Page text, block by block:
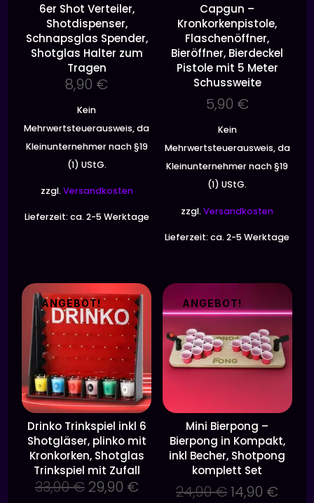
6er Shot Verteiler,
Shotdispenser,
Schnapsglas Spender,
Shotglas Halter zum
Tragen
8,90 €
Kein
Mehrwertsteuerausweis, da
Kleinunternehmer nach §19
(1) UStG.
zzgl. Versandkosten
Lieferzeit: ca. 2-5 Werktage
Capgun –
Kronkorkenpistole,
Flaschenöffner,
Bieröffner, Bierdeckel
Pistole mit 5 Meter
Schussweite
5,90 €
Kein
Mehrwertsteuerausweis, da
Kleinunternehmer nach §19
(1) UStG.
zzgl.Versandkosten
Lieferzeit:ca. 2-5 Werktage
ANGEBOT!
Drinko Trinkspiel inkl 6
Shotgläser, plinko mit
Kronkorken, Shotglas
Trinkspiel mit Zufall
33,90€Ursprünglicher
29,90 €Aktueller
ANGEBOT!
Mini Bierpong –
Bierpong in Kompakt,
inkl Becher, Shotpong
komplett Set
24,90€14,90 €